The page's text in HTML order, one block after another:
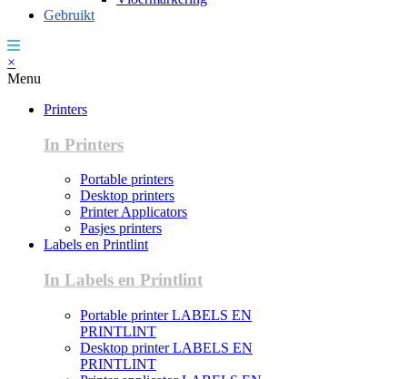
Gebruikt
×
Menu
Printers
In Printers
Portable printers
Desktop printers
Printer Applicators
Pasjes printers
Labels en Printlint
In Labels en Printlint
Portable printer LABELS EN
PRINTLINT
Desktop printer LABELS EN
PRINTLINT